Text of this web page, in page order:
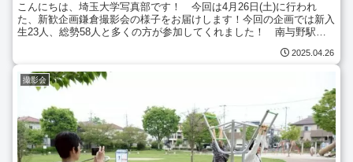
こんにちは、埼玉大学写真部です！ 今回は4月26日(土)に行われ
た、新歓企画鎌倉撮影会の様子をお届けします！今回の企画では新入
生23人、総勢58人と多くの方が参加してくれました！ 南与野駅集
2025.04.26
撮影会